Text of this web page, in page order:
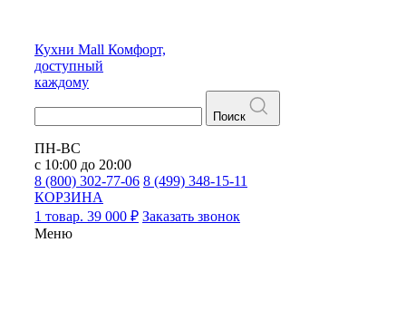
Кухни Mall Комфорт,
доступный
каждому
Поиск
ПН-ВС
с 10:00 до 20:00
8 (800) 302-77-06 8 (499) 348-15-11
КОРЗИНА
1 товар. 39 000 ₽ Заказать звонок
Меню